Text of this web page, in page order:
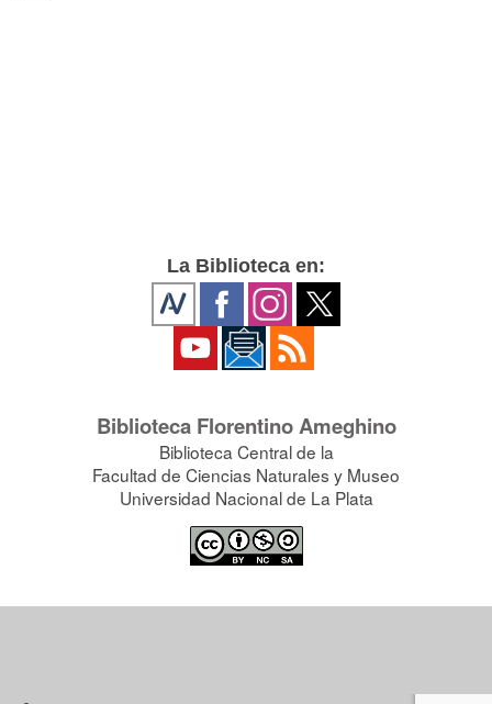
La Biblioteca en:
Biblioteca Florentino Ameghino
Biblioteca Central de la
Facultad de Ciencias Naturales y Museo
Universidad Nacional de La Plata